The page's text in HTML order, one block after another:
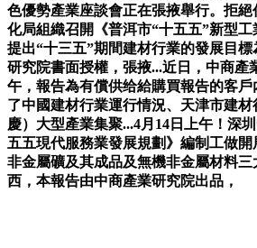
色優勢產業座談會正在張掖舉行。拒
化局組織召開《普洱市“十五五”新型
提出“十三五”期間建材行業的發展目
研究院書面授權，張掖...近日，中商
午，報告為有償供给給購買報告的客
了中國建材行業運行情況、天津市建
慶）大型產業集聚...4月14日上午！深
五五現代服務業發展規劃》編制工做
非金屬礦及其成品及無機非金屬材料
西，本報告由中商產業研究院出品，